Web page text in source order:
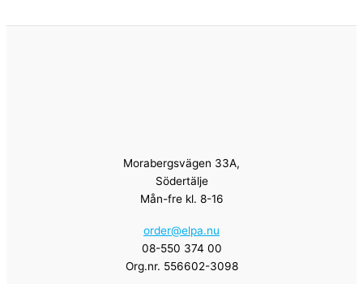
Morabergsvägen 33A,
Södertälje
Mån-fre kl. 8-16
order@elpa.nu
08-550 374 00
Org.nr. 556602-3098